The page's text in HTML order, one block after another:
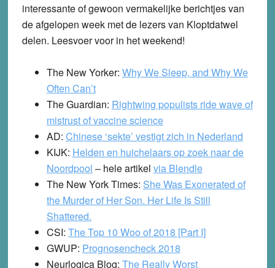
interessante of gewoon vermakelijke berichtjes van
de afgelopen week met de lezers van Kloptdatwel
delen. Leesvoer voor in het weekend!
The New Yorker: Why We Sleep, and Why We
Often Can’t
The Guardian: Rightwing populists ride wave of
mistrust of vaccine science
AD: Chinese ‘sekte’ vestigt zich in Nederland
KIJK: Helden en huichelaars op zoek naar de
Noordpool – hele artikel via Blendle
The New York Times: She Was Exonerated of
the Murder of Her Son. Her Life Is Still
Shattered.
CSI: The Top 10 Woo of 2018 [Part I]
GWUP: Prognosencheck 2018
Neurlogica Blog: The Really Worst